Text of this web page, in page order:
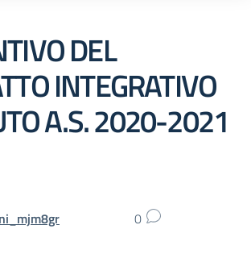
DEL
INTEGRATIVO
A.S. 2020-2021
0